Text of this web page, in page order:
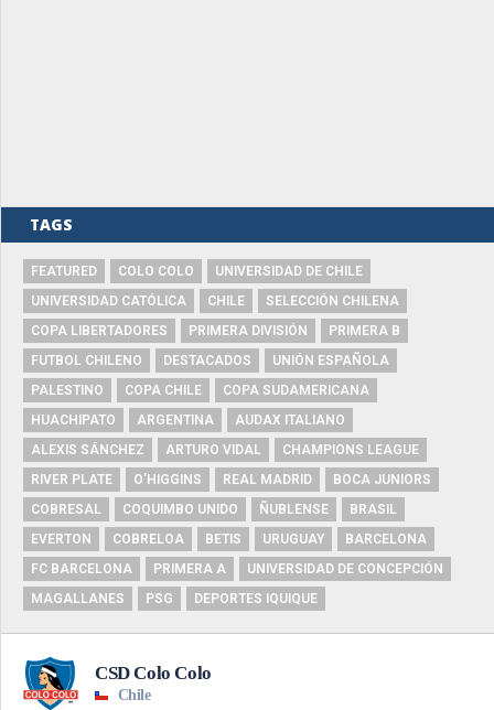
TAGS
FEATURED COLO COLO
UNIVERSIDAD DE CHILE
UNIVERSIDAD CATÓLICA
CHILE
SELECCIÓN CHILENA
COPA LIBERTADORES
PRIMERA DIVISIÓN
PRIMERA B
FUTBOL CHILENO
DESTACADOS
UNIÓN ESPAÑOLA
PALESTINO
COPA CHILE
COPA SUDAMERICANA
HUACHIPATO
ARGENTINA
AUDAX ITALIANO
ALEXIS SÁNCHEZ
ARTURO VIDAL
CHAMPIONS LEAGUE
RIVER PLATE
O'HIGGINS REAL MADRID
BOCA JUNIORS
COBRESAL
COQUIMBO UNIDO ÑUBLENSE
BRASIL
EVERTON
COBRELOA BETIS URUGUAY
BARCELONA
FC BARCELONA
PRIMERA A
UNIVERSIDAD DE CONCEPCIÓN
MAGALLANES
PSG DEPORTES IQUIQUE